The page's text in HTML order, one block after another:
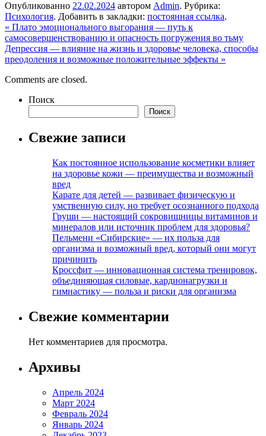
Опубликованно 22.02.2024 автором Admin. Рубрика:
Психология. Добавить в закладки: постоянная ссылка.
« Плато эмоционального выгорания — путь к
самосовершенствованию и опасность погружения во тьму
Депрессия — влияние на жизнь и здоровье человека, способы
преодоления и возможные положительные эффекты »
Comments are closed.
Поиск
Поиск
Свежие записи
Как постоянное использование косметики влияет
на здоровье кожи — преимущества и возможный
вред
Карате для детей — развивает физическую и
умственную силу, но требует осознанного подхода
Груши — настоящий сокровищницы витаминов и
минералов или источник проблем для здоровья?
Пельмени «Сибирские» — их польза для
организма и возможный вред, который они могут
причинить
Кроссфит — инновационная система тренировок,
объединяющая силовые, кардионагрузки и
гимнастику — польза и риски для организма
Свежие комментарии
Нет комментариев для просмотра.
Архивы
Апрель 2024
Март 2024
Февраль 2024
Январь 2024